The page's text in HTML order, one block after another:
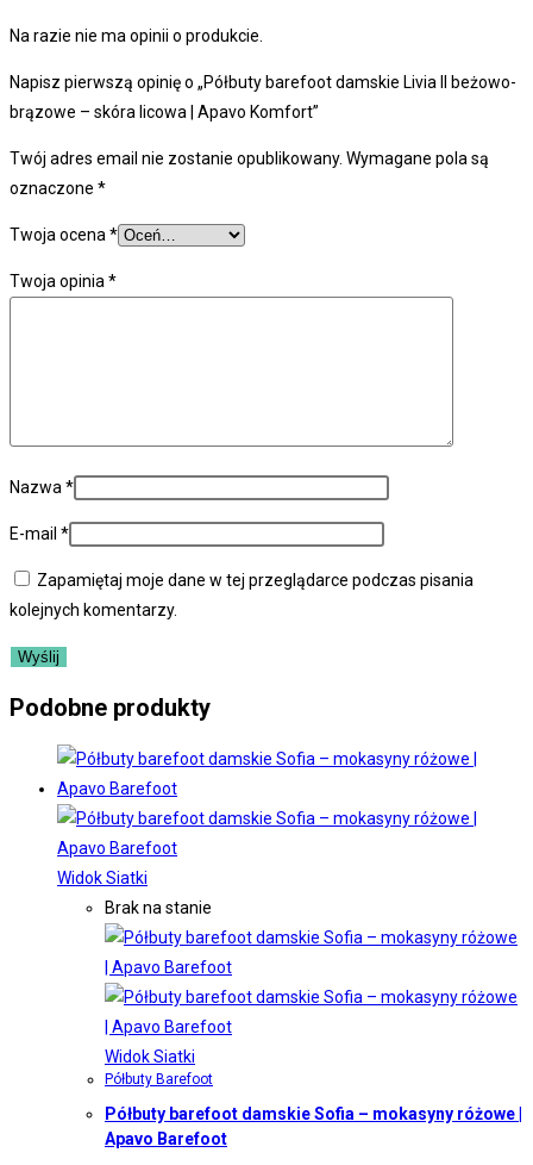
Na razie nie ma opinii o produkcie.
Napisz pierwszą opinię o „Półbuty barefoot damskie Livia II beżowo-
brązowe – skóra licowa | Apavo Komfort”
Twój adres email nie zostanie opublikowany. Wymagane pola są
oznaczone *
Twoja ocena *
Twoja opinia *
Nazwa *
E-mail *
Zapamiętaj moje dane w tej przeglądarce podczas pisania
kolejnych komentarzy.
Podobne produkty
Widok Siatki
Brak na stanie
Widok Siatki
Półbuty Barefoot
Półbuty barefoot damskie Sofia – mokasyny różowe |
Apavo Barefoot